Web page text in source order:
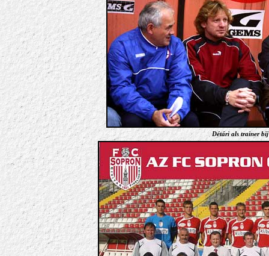
Détári als trainer